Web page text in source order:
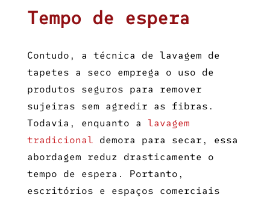
Tempo de espera
Contudo, a técnica de lavagem de
tapetes a seco emprega o uso de
produtos seguros para remover
sujeiras sem agredir as fibras.
Todavia, enquanto a lavagem
tradicional demora para secar, essa
abordagem reduz drasticamente o
tempo de espera. Portanto,
escritórios e espaços comerciais